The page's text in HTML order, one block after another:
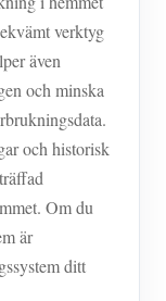
verktyg
även
och minska
och historisk
Om du
är
ditt